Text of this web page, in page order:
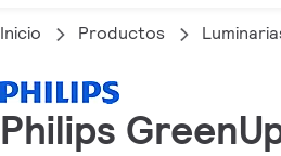
Inicio Productos
Philips